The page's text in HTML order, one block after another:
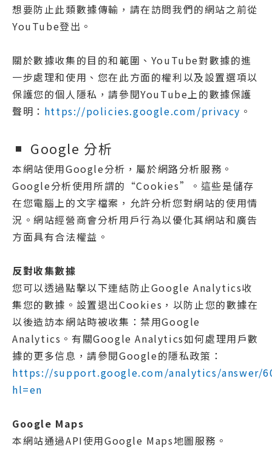
想要防止此類數據傳輸，請在訪問我們的網站之前從
YouTube登出。
關於數據收集的目的和範圍、YouTube對數據的進
一步處理和使用、您在此方面的權利以及設置選項以
保護您的個人隱私，請參閱YouTube上的數據保護
聲明： https://policies.google.com/privacy 。
Google 分析
本網站使用Google分析，屬於網路分析服務。
Google分析使用所謂的“Cookies”。這些是儲存
在您電腦上的文字檔案，允許分析您對網站的使用情
況。網站經營商會分析用戶行為以優化其網站和廣告
方面具有合法權益。
反對收集數據
您可以透過點擊以下連結防止Google Analytics收
集您的數據。設置退出Cookies，以防止您的數據在
以後造訪本網站時被收集：禁用Google
Analytics。有關Google Analytics如何處理用戶數
據的更多信息，請參閱Google的隱私政策：
https://support.google.com/analytics/answer/
hl=en
Google Maps
本網站通過API使用Google Maps地圖服務。